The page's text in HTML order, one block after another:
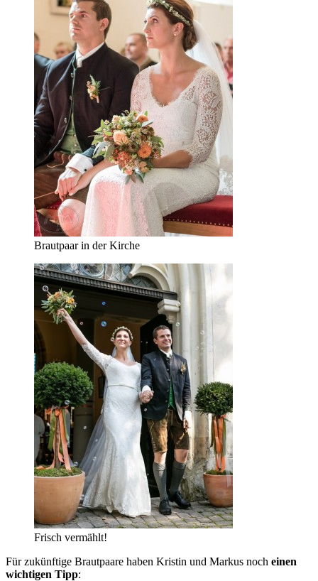
Brautpaar in der Kirche
Frisch vermählt!
Für zukünftige Brautpaare haben Kristin und Markus noch einen
wichtigen Tipp: